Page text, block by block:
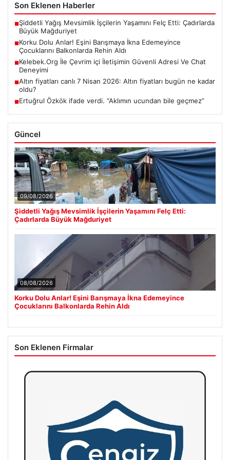
Son Eklenen Haberler
■Şiddetli Yağış Mevsimlik İşçilerin Yaşamını Felç Etti: Çadırlarda
Büyük Mağduriyet
■Korku Dolu Anlar! Eşini Barışmaya İkna Edemeyince
Çocuklarını Balkonlarda Rehin Aldı
■Kelebek.Org İle Çevrim içi İletişimin Güvenli Adresi Ve Chat
Deneyimi
■Altın fiyatları canlı 7 Nisan 2026: Altın fiyatları bugün ne kadar
oldu?
■Ertuğrul Özkök ifade verdi. “Aklımın ucundan bile geçmez”
Güncel
09/08/2026
Şiddetli Yağış Mevsimlik İşçilerin Yaşamını Felç Etti:
Çadırlarda Büyük Mağduriyet
08/08/2026
Korku Dolu Anlar! Eşini Barışmaya İkna Edemeyince
Çocuklarını Balkonlarda Rehin Aldı
Son Eklenen Firmalar